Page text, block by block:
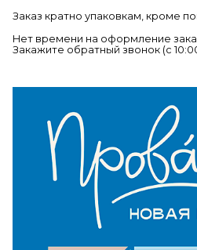
Заказ кратно упаковкам, кроме
Нет времени на оформление
Закажите обратный звонок (c